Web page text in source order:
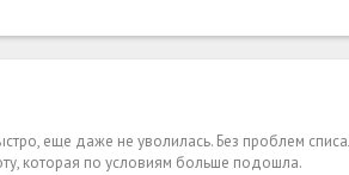
еще даже не уволилась. Без проблем
которая по условиям больше подошла.